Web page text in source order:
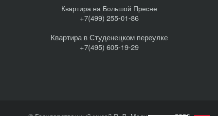
Квартира на Большой Пресне
+7(499) 255-01-86
Квартира в Студенецком переулке
+7(495) 605-19-29